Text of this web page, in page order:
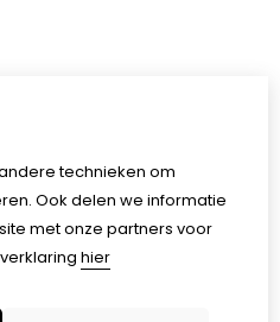
technieken om
Ook delen we informatie
met onze partners voor
hier